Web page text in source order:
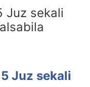
Juz sekali
Juz sekali